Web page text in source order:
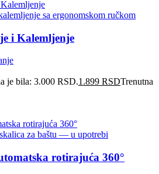
i Kalemljenje
je bila: 3.000 RSD.1.899 RSDTrenutna
rotirajuća 360°